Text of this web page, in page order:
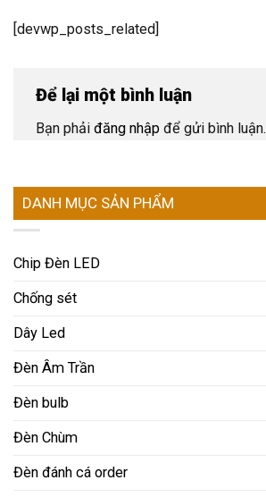
[devwp_posts_related]
Để lại một bình luận
Bạn phải đăng nhập để gửi bình luận.
DANH MỤC SẢN PHẨM
Chip Đèn LED
Chống sét
Dây Led
Đèn Âm Trần
Đèn bulb
Đèn Chùm
Đèn đánh cá order